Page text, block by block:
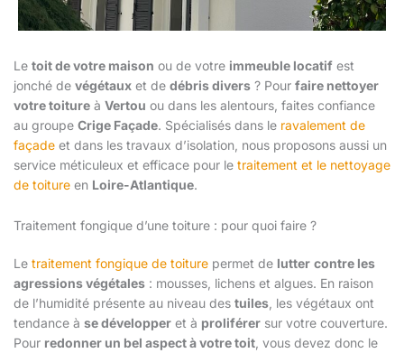
Le toit de votre maison ou de votre immeuble locatif est
jonché de végétaux et de débris divers ? Pour faire nettoyer
votre toiture à Vertou ou dans les alentours, faites confiance
au groupe Crige Façade. Spécialisés dans le ravalement de
façade et dans les travaux d’isolation, nous proposons aussi un
service méticuleux et efficace pour le traitement et le nettoyage
de toiture en Loire-Atlantique.
Traitement fongique d’une toiture : pour quoi faire ?
Le traitement fongique de toiture permet de lutter contre les
agressions végétales : mousses, lichens et algues. En raison
de l’humidité présente au niveau des tuiles , les végétaux ont
tendance à se développer et à proliférer sur votre couverture.
Pour redonner un bel aspect à votre toit , vous devez donc le